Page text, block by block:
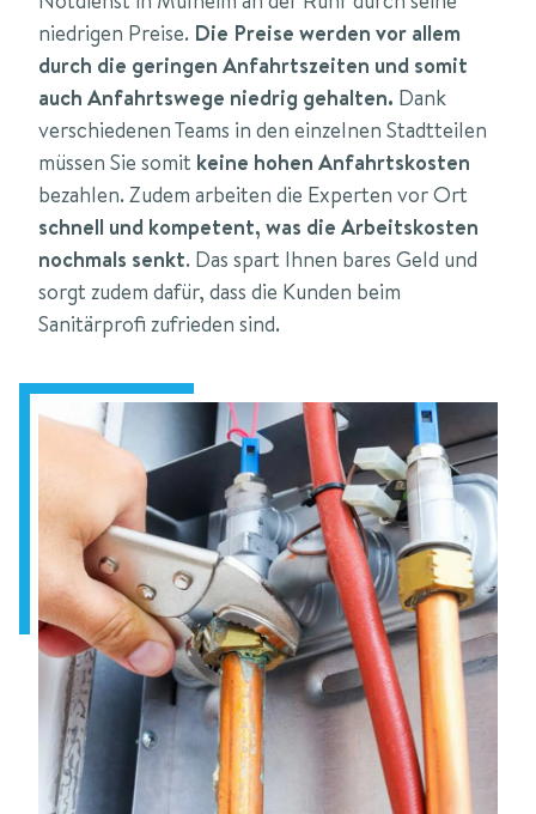
niedrigen Preise. Die Preise werden vor allem
durch die geringen Anfahrtszeiten und somit
auch Anfahrtswege niedrig gehalten. Dank
verschiedenen Teams in den einzelnen Stadtteilen
müssen Sie somit keine hohen Anfahrtskosten
bezahlen. Zudem arbeiten die Experten vor Ort
schnell und kompetent, was die Arbeitskosten
nochmals senkt. Das spart Ihnen bares Geld und
sorgt zudem dafür, dass die Kunden beim
Sanitärprofi zufrieden sind.